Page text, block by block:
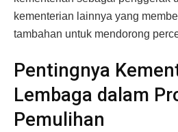
kementerian lainnya yang
tambahan untuk mendorong
Pentingnya
Lembaga dalam
Pemulihan